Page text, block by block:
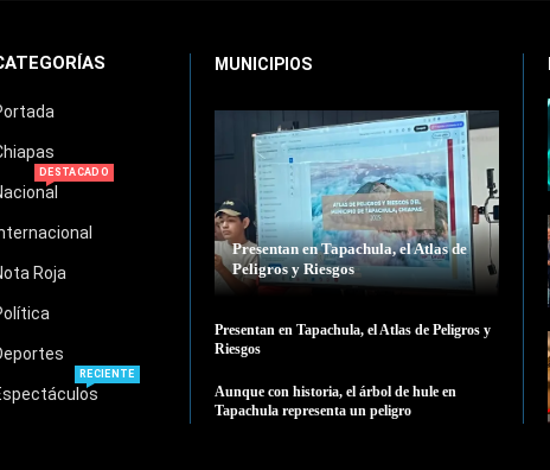
DESTACADO
Roja
RECIENTE
MUNICIPIOS
Presentan en Tapachula, el Atlas de
Peligros y Riesgos
Presentan en Tapachula, el Atlas de Peligros y
Riesgos
Aunque con historia, el árbol de hule en
Tapachula representa un peligro